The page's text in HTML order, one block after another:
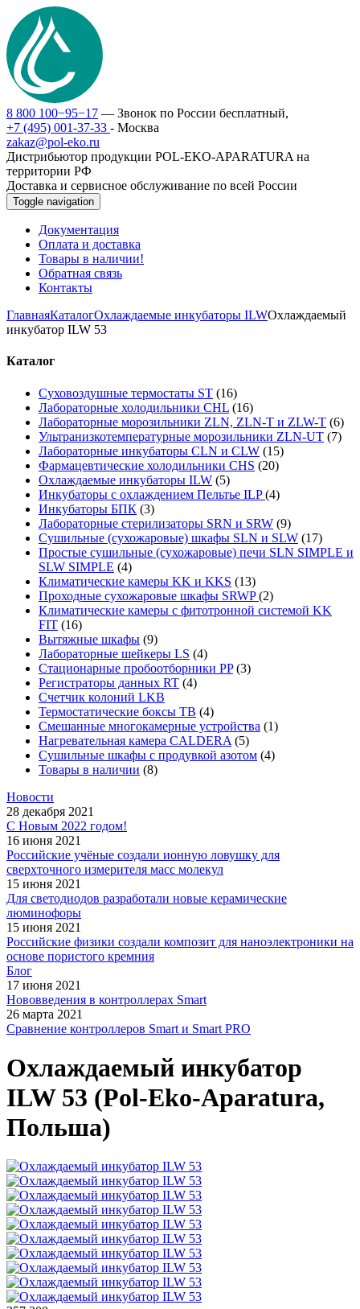
8 800 100−95−17 — Звонок по России бесплатный,
+7 (495) 001-37-33 - Москва
zakaz@pol-eko.ru
Дистрибьютор продукции POL-EKO-APARATURA на
территории РФ
Доставка и сервисное обслуживание по всей России
Toggle navigation
Документация
Оплата и доставка
Товары в наличии!
Обратная связь
Контакты
ГлавнаяКаталогОхлаждаемые инкубаторы ILWОхлаждаемый
инкубатор ILW 53
Каталог
Суховоздушные термостаты ST (16)
Лабораторные холодильники CHL (16)
Лабораторные морозильники ZLN, ZLN-T и ZLW-T (6)
Ультранизкотемпературные морозильники ZLN-UT (7)
Лабораторные инкубаторы CLN и CLW (15)
Фармацевтические холодильники CHS (20)
Охлаждаемые инкубаторы ILW (5)
Инкубаторы с охлаждением Пельтье ILP(4)
Инкубаторы БПК (3)
Лабораторные стерилизаторы SRN и SRW (9)
Сушильные (сухожаровые) шкафы SLN и SLW (17)
Простые сушильные (сухожаровые) печи SLN SIMPLE и
SLW SIMPLE (4)
Климатические камеры KK и KKS (13)
Проходные сухожаровые шкафы SRWP(2)
Климатические камеры с фитотронной системой KK
FIT (16)
Вытяжные шкафы (9)
Лабораторные шейкеры LS (4)
Стационарные пробоотборники PP (3)
Регистраторы данных RT (4)
Счетчик колоний LKB
Термостатические боксы TB (4)
Смешанные многокамерные устройства (1)
Нагревательная камера CALDERA (5)
Сушильные шкафы с продувкой азотом (4)
Товары в наличии (8)
Новости
28 декабря 2021
С Новым 2022 годом!
16 июня 2021
Российские учёные создали ионную ловушку для
сверхточного измерителя масс молекул
15 июня 2021
Для светодиодов разработали новые керамические
люминофоры
15 июня 2021
Российские физики создали композит для наноэлектроники на
основе пористого кремния
Блог
17 июня 2021
Нововведения в контроллерах Smart
26 марта 2021
Сравнение контроллеров Smart и Smart PRO
Охлаждаемый инкубатор
ILW 53 (Pol-Eko-Aparatura,
Польша)